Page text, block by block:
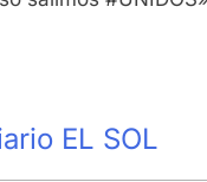
EL SOL